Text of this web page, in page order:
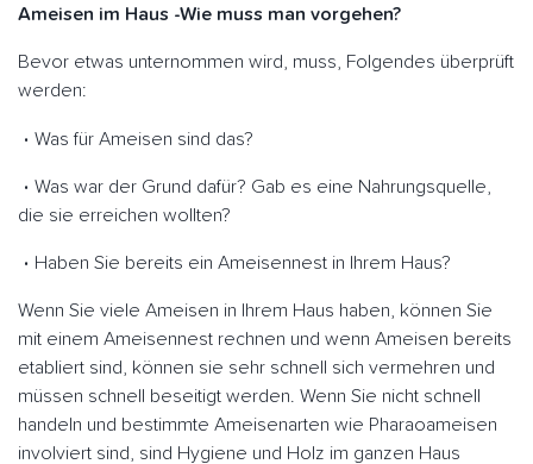
Ameisen im Haus -Wie muss man vorgehen?
Bevor etwas unternommen wird, muss, Folgendes überprüft
werden:
Was für Ameisen sind das?
Was war der Grund dafür? Gab es eine Nahrungsquelle,
die sie erreichen wollten?
Haben Sie bereits ein Ameisennest in Ihrem Haus?
Wenn Sie viele Ameisen in Ihrem Haus haben, können Sie
mit einem Ameisennest rechnen und wenn Ameisen bereits
etabliert sind, können sie sehr schnell sich vermehren und
müssen schnell beseitigt werden. Wenn Sie nicht schnell
handeln und bestimmte Ameisenarten wie Pharaoameisen
involviert sind, sind Hygiene und Holz im ganzen Haus